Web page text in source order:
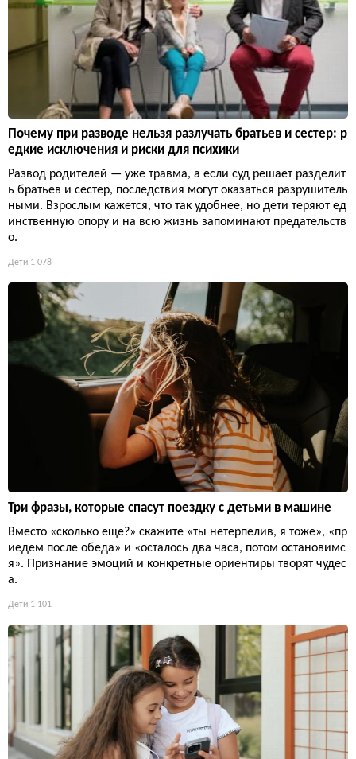
Почему при разводе нельзя разлучать братьев и сестер: р
едкие исключения и риски для психики
Развод родителей — уже травма, а если суд решает разделит
ь братьев и сестер, последствия могут оказаться разрушитель
ными. Взрослым кажется, что так удобнее, но дети теряют ед
инственную опору и на всю жизнь запоминают предательств
о.
Дети 1 078
Три фразы, которые спасут поездку с детьми в машине
Вместо «сколько еще?» скажите «ты нетерпелив, я тоже», «пр
иедем после обеда» и «осталось два часа, потом остановимс
я». Признание эмоций и конкретные ориентиры творят чудес
а.
Дети 1 101